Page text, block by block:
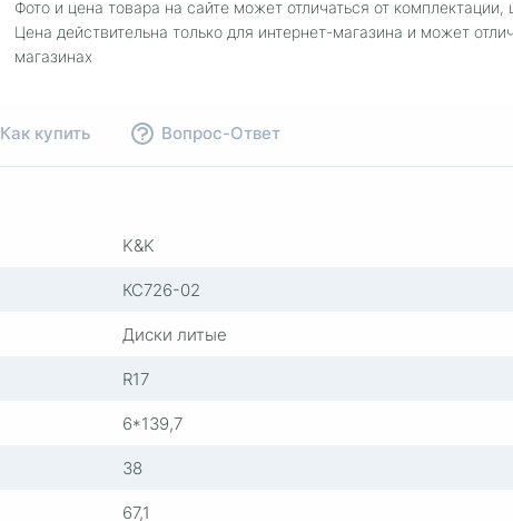
Фото и цена товара на сайте может отличаться от
Цена действительна только для интернет-магазина и может
магазинах
Как купить Вопрос-Ответ
K&K
КС726-02
Диски литые
R17
6*139,7
38
67,1